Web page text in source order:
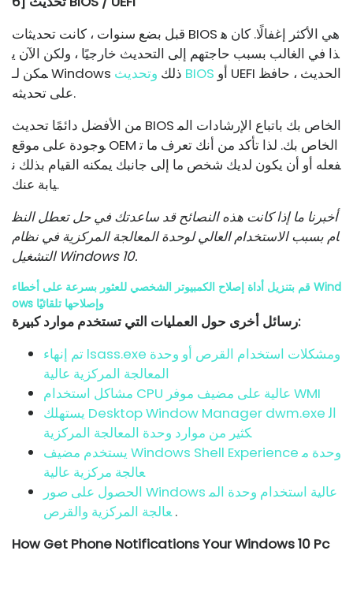
قبل بضع سنوات ، كانت تحديثات BIOS هي الأكثر إغفالًا. كان ه
ذا في الغالب بسبب حاجتهم إلى التحديث خارجيًا ، ولكن الآن ي
مكن لـ Windows ذلك وتحديث BIOS
على تحديثه.
من الأفضل دائمًا تحديث BIOS الخاص بك باتباع الإرشادات الم
وجودة على موقع OEM الخاص بك. لذا تأكد من أنك تعرف ما ت
فعله أو أن يكون لديك شخص ما إلى جانبك يمكنه القيام بذلك ن
يابة عنك.
أخبرنا ما إذا كانت هذه النصائح قد ساعدتك في حل تعطل النظ
ام بسبب الاستخدام العالي لوحدة المعالجة المركزية في نظام
التشغيل Windows 10.
قم بتنزيل أداة إصلاح الكمبيوتر الشخصي للعثور بسرعة على أخطاء Wind
ows وإصلاحها تلقائيًا
رسائل أخرى حول العمليات التي تستخدم موارد كبيرة:
تم إنهاء lsass.exe ومشكلات استخدام القرص أو وحدة
المعالجة المركزية عالية
مشاكل استخدام CPU عالية على مضيف موفر WMI
يستهلك Desktop Window Manager dwm.exe ال
كثير من موارد وحدة المعالجة المركزية
يستخدم مضيف Windows Shell Experience وحدة م
عالجة مركزية عالية
الحصول على صور Windows عالية استخدام وحدة الم
عالجة المركزية والقرص.
How Get Phone Notifications Your Windows 10 Pc